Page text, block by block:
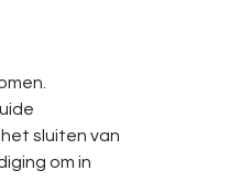
sluiten van
om in